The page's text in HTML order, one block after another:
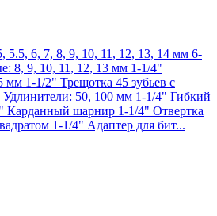
5.5, 6, 7, 8, 9, 10, 11, 12, 13, 14 мм 6-
8, 9, 10, 11, 12, 13 мм 1-1/4"
1-1/2" Трещотка 45 зубьев с
50, 100 мм 1-1/4" Гибкий
Карданный шарнир 1-1/4" Отвертка
1-1/4" Адаптер для бит...